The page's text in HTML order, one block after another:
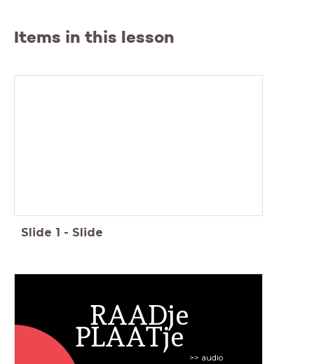
Items in this lesson
Slide 1 - Slide
RAADje
PLAATje
>> audio